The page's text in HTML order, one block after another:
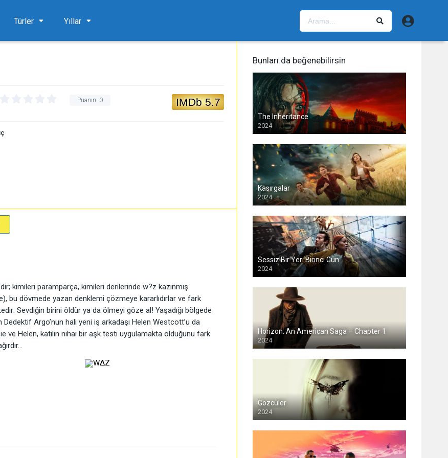
Türler Yıllar
IMDb 5.7
Puanın: 0
kimileri paramparça, kimileri derilerinde w?z kazınmış
bu dövmede yazan denklemi çözmeye kararlıdırlar ve fark
Sevdiğin birini öldür ya da ölmeyi göze al! Yaşadığı bölgede
Dedektif Argo’nun hali yeni iş arkadaşı Helen Westcott’u da
ve Helen, katilin nihai bir aşk testi uygulamakta olduğunu fark
Bunları da beğenebilirsin
The Inheritance
2024
Kasırgalar
2024
Sessiz Bir Yer: Birinci Gün
2024
Horizon: An American Saga – Chapter 1
2024
Gözcüler
2024